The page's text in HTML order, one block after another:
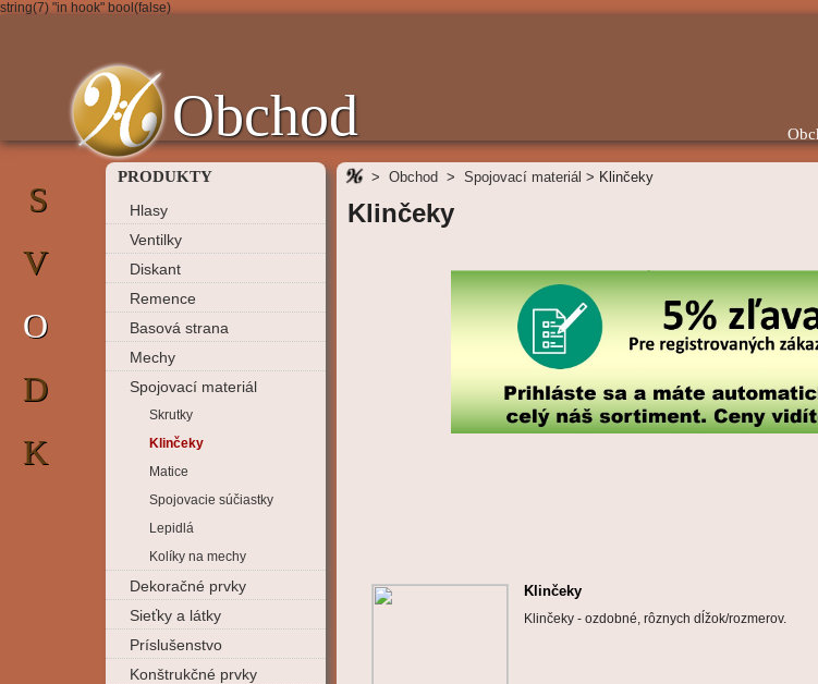
string(7) "in hook" bool(false)
Obchod
PRODUKTY
Hlasy
Ventilky
Diskant
Remence
Basová strana
Mechy
Spojovací materiál
Skrutky
Klinčeky
Matice
Spojovacie súčiastky
Lepidlá
Kolíky na mechy
Dekoračné prvky
Sieťky a látky
Príslušenstvo
Konštrukčné prvky
S
V
O
D
K
> Obchod > Spojovací materiál > Klinčeky
Klinčeky
Klinčeky
Klinčeky - ozdobné, rôznych dĺžok/rozmerov.